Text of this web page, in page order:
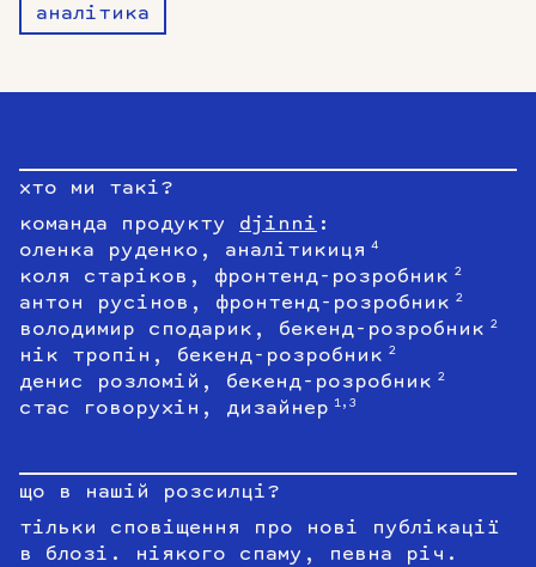
аналітика
хто ми такі?
команда продукту djinni :
оленка руденко, аналітикиця 4
коля старіков, фронтенд-розробник 2
антон русінов, фронтенд-розробник 2
володимир сподарик, бекенд-розробник 2
нік тропін, бекенд-розробник 2
денис розломій, бекенд-розробник 2
стас говорухін, дизайнер 1,3
що в нашій розсилці?
тільки сповіщення про нові публікації
в блозі. ніякого спаму, певна річ.